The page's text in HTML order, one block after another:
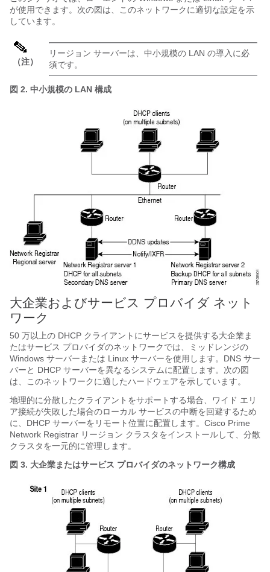
が使用できます。次の図は、このネットワークに適切な設定を示
しています。
（注）
リージョン サーバーは、中小規模の LAN の導入に必
須です。
図 2. 中小規模の LAN 構成
大企業およびサービス プロバイダ ネット
ワーク
50 万以上の DHCP クライアントにサービスを提供する大企業 ま
たはサービス プロバイダのネットワークでは、ミッドレンジの
Windows サーバーまたは Linux サーバーを使用します。DNS サー
バーと DHCP サーバーを異なるシステムに配置します。次の図
は、このネットワークに適したハードウェアを示しています。
地理的に分散したクライアントをサポートする場合、ワイド エリ
ア接続が失敗した場合のローカル サービスの中断を回避するため
に、DHCP サーバーをリモート位置に配置します。Cisco Prime
Network Registrar リージョン クラスタをインストールして、分散
クラスタを一元的に管理します。
図 3. 大企業またはサービス プロバイダのネットワーク構成